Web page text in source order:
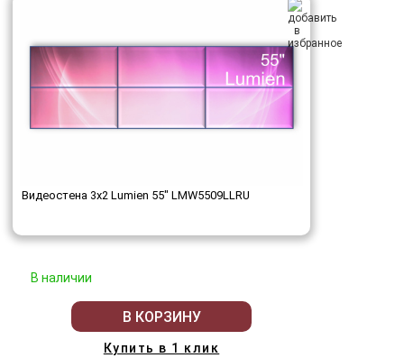
Видеостена 3x2 Lumien 55" LMW5509LLRU
В наличии
В КОРЗИНУ
Купить в 1 клик